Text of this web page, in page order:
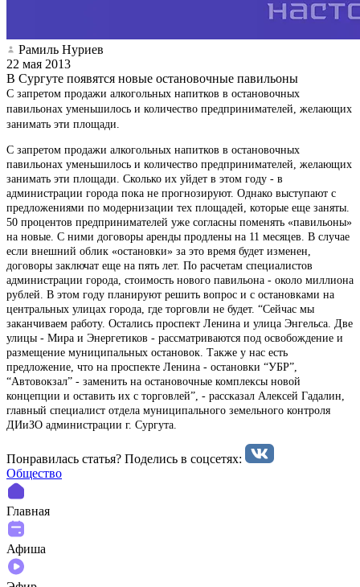
Рамиль Нуриев
22 мая 2013
В Сургуте появятся новые остановочные павильоны
С запретом продажи алкогольных напитков в остановочных
павильонах уменьшилось и количество предпринимателей, желающих
занимать эти площади.
С запретом продажи алкогольных напитков в остановочных
павильонах уменьшилось и количество предпринимателей, желающих
занимать эти площади. Сколько их уйдет в этом году - в
администрации города пока не прогнозируют. Однако выступают с
предложениями по модернизации тех площадей, которые еще заняты.
50 процентов предпринимателей уже согласны поменять «павильоны»
на новые. С ними договоры аренды продлены на 11 месяцев. В случае
если внешний облик «остановки» за это время будет изменен,
договоры заключат еще на пять лет. По расчетам специалистов
администрации города, стоимость нового павильона - около миллиона
рублей. В этом году планируют решить вопрос и с остановками на
центральных улицах города, где торговли не будет. “Сейчас мы
заканчиваем работу. Остались проспект Ленина и улица Энгельса. Две
улицы - Мира и Энергетиков - рассматриваются под освобождение и
размещение муниципальных остановок. Также у нас есть
предложение, что на проспекте Ленина - остановки “УБР”,
“Автовокзал” - заменить на остановочные комплексы новой
концепции и оставить их с торговлей”, - рассказал Алексей Гадалин,
главный специалист отдела муниципального земельного контроля
ДИиЗО администрации г. Сургута.
Понравилась статья? Поделиcь в соцсетях:
Общество
Главная
Афиша